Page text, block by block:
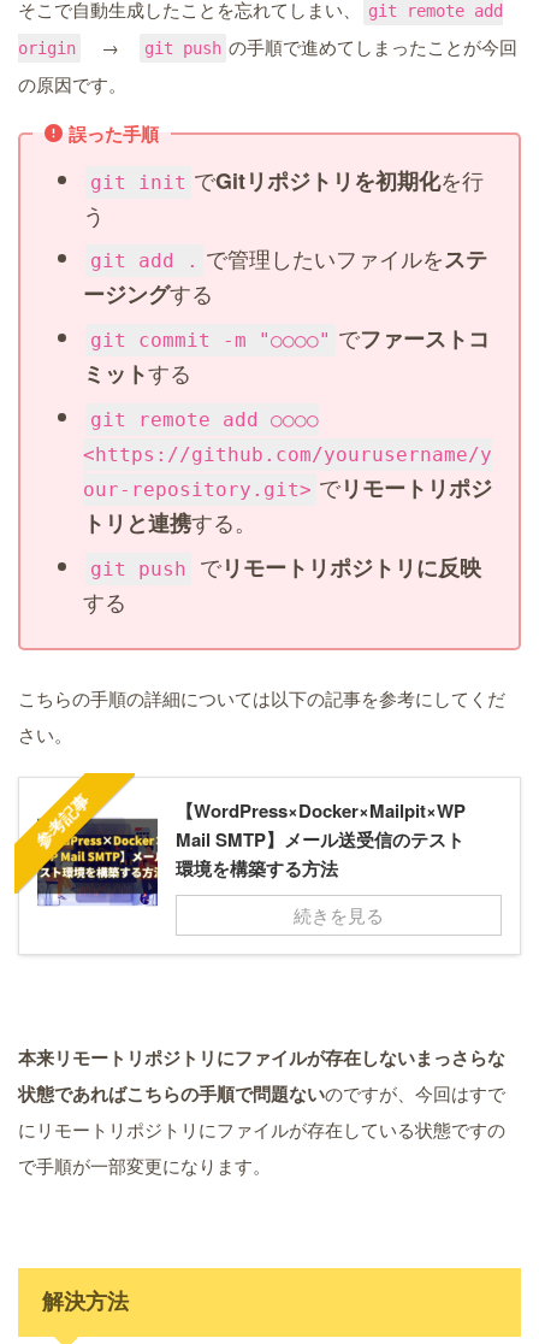
そこで自動生成したことを忘れてしまい、
git remote add
origin
→ git push の手順で進めてしまったことが今回
の原因です。
誤った手順
git init でGitリポジトリを初期化を行
う
git add . で管理したいファイルをステ
ージングする
git commit -m "○○○○" でファーストコ
ミットする
git remote add ○○○○
<https://github.com/yourusername/y
our-repository.git> でリモートリポジ
トリと連携する。
git push でリモートリポジトリに反映
する
こちらの手順の詳細については以下の記事を参考にしてくだ
さい。
参考記事
【WordPress×Docker×Mailpit×WP
Mail SMTP】メール送受信のテスト
環境を構築する方法
続きを見る
本来リモートリポジトリにファイルが存在しないまっさらな
状態であればこちらの手順で問題ないのですが、今回はすで
にリモートリポジトリにファイルが存在している状態ですの
で手順が一部変更になります。
解決方法